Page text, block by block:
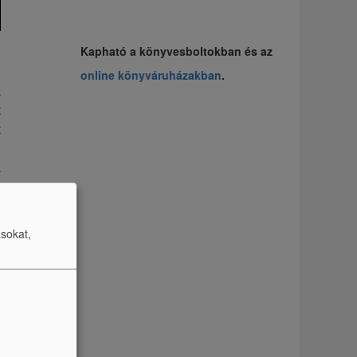
Kapható a könyvesboltokban és az
online könyváruházakban.